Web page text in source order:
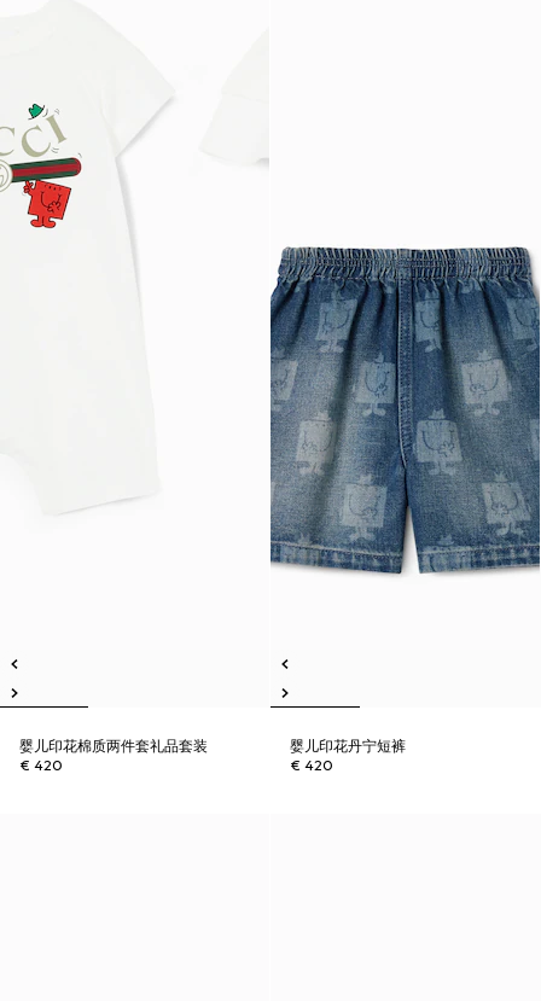
婴儿印花棉质两件套礼品套装
€ 420
婴儿印花丹宁短裤
€ 420